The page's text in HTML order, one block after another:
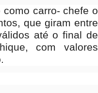
carro- chefe o
que giram entre
até o final de
com valores